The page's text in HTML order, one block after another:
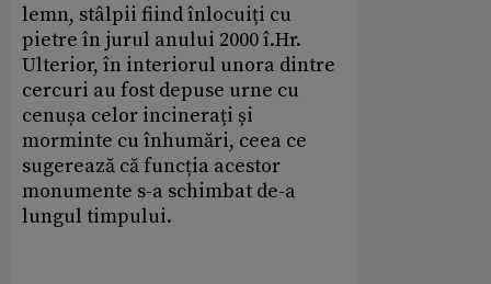
lemn, stâlpii fiind înlocuiți cu
pietre în jurul anului 2000 î.Hr.
Ulterior, în interiorul unora dintre
cercuri au fost depuse urne cu
cenușa celor incinerați și
morminte cu înhumări, ceea ce
sugerează că funcția acestor
monumente s-a schimbat de-a
lungul timpului.